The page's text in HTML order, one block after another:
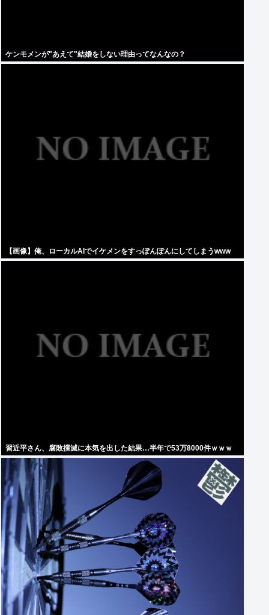
ケンモメンが"あえて"結婚をしない理由ってなんなの？
【画像】俺、ローカルAIでイケメンをすっぽんぽんにしてしまうwww
習近平さん、腐敗撲滅に本気を出した結果…半年で53万8000件ｗｗｗ